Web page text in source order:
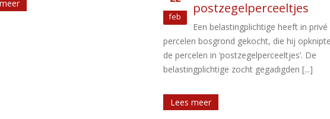
postzegelperceeltjes
mrt
onderneming
De vraag of een
vermogensbestanddeel
ondernemingsvermogen of privévermogen
vormt, is in beginsel afhankelijk van de wil